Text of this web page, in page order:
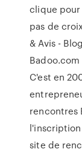
clique pour
pas de
& Avis -
C'est en
rencontres
site de